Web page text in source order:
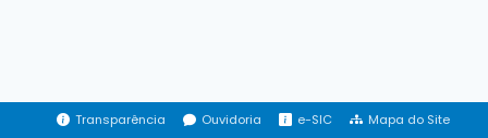
Transparência Ouvidoria e-SIC Mapa do Site